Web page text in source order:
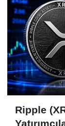
Ripple